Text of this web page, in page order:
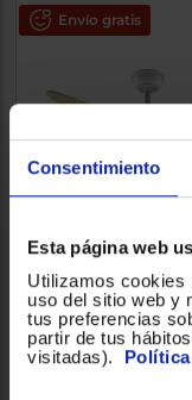
Consentimiento
Esta página web
Utilizamos cookies
uso del sitio web y
tus preferencias
partir de tus
visitadas).
Envío gratis
Envío gratis